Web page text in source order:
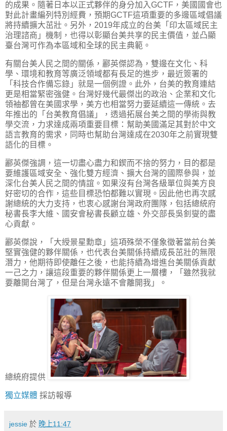
的成果。隨著日本以正式夥伴的身分加入GCTF，美國國會也
對此計畫編列特別經費，預期GCTF這項重要的多邊區域倡議
將持續擴大茁壯。另外，2019年成立的台美「印太區域民主
治理諮商」機制，也得以彰顯台美共享的民主價值，並凸顯
臺台灣可作為本區域和全球的民主典範。
有關台美人民之間的關係，酈英傑認為，雙邊在文化、科
學、環境和教育等廣泛領域都有長足的進步，最近簽署的
「科技合作備忘錄」就是一個例證。此外，台美的教育連結
更是相當緊密強健。台灣好幾代最傑出的政治、企業和文化
領袖都曾在美國求學，美方也相當努力要延續這一傳統。去
年推出的「台美教育倡議」，透過拓展台美之間的學術與教
學交流，力求達成兩項重要目標：幫助美國滿足其對於中文
語言教育的需求，同時也幫助台灣達成在2030年之前實現雙
語化的目標。
酈英傑強調，這一切盡心盡力和鍥而不捨的努力，目的都是
要維護區域安全、強化雙方經濟、擴大台灣的國際參與，並
深化台美人民之間的情誼。如果沒有台灣各級單位與美方良
好密切的合作，這些目標恐怕都難以實現。因此他也再次感
謝總統的大力支持，也衷心感謝台灣政府團隊，包括總統府
秘書長李大維、國安會秘書長顧立雄、外交部長吳釗燮的盡
心貢獻。
酈英傑說，「大綬景星勳章」這項殊榮不僅象徵著當前台美
堅實強健的夥伴關係，也代表台美關係持續成長茁壯的無限
潛力，他期待即使離任之後，也能持續為增進台美關係貢獻
一己之力，讓這段重要的夥伴關係更上一層樓，「雖然我就
要離開台灣了，但是台灣永遠不會離開我」。
總統府提供
獨立媒體 採訪報導
jessie 於 晚上11:47